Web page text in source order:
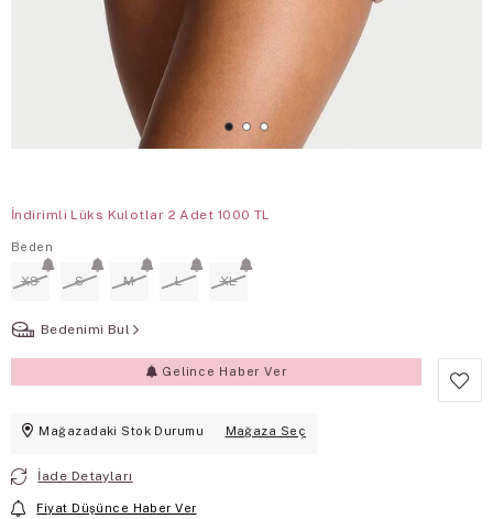
İndirimli Lüks Kulotlar 2 Adet 1000 TL
Beden
XS S M L XL
Bedenimi Bul
Gelince Haber Ver
Mağazadaki Stok Durumu Mağaza Seç
İade Detayları
Fiyat Düşünce Haber Ver